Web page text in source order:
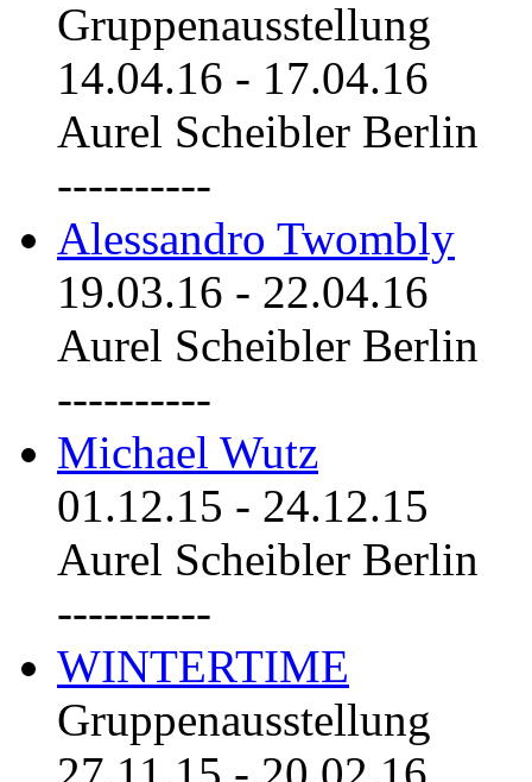
Gruppenausstellung
14.04.16 - 17.04.16
Aurel Scheibler Berlin
----------
Alessandro Twombly
19.03.16 - 22.04.16
Aurel Scheibler Berlin
----------
Michael Wutz
01.12.15 - 24.12.15
Aurel Scheibler Berlin
----------
WINTERTIME
Gruppenausstellung